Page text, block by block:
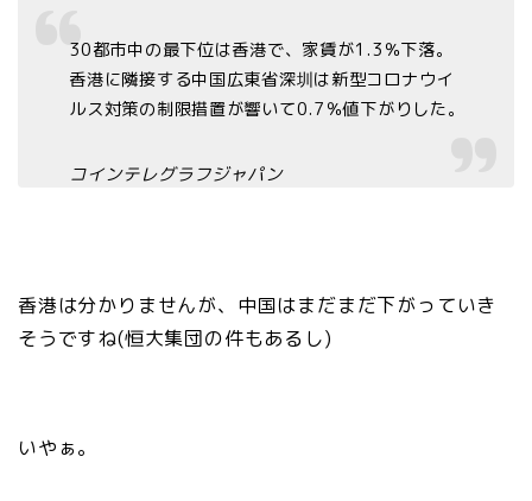
30都市中の最下位は香港で、家賃が1.3％下落。
香港に隣接する中国広東省深圳は新型コロナウイ
ルス対策の制限措置が響いて0.7％値下がりした。
コインテレグラフジャパン
香港は分かりませんが、中国はまだまだ下がっていき
そうですね(恒大集団の件もあるし)
いやぁ。